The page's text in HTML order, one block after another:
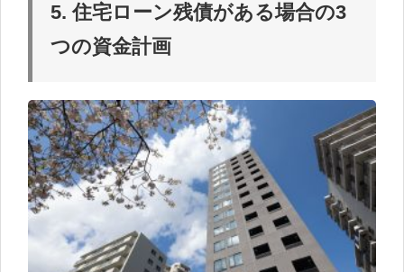
5. 住宅ローン残債がある場合の3
つの資金計画